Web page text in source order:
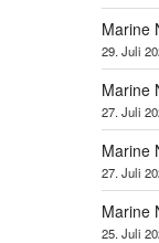
Marine
29. Juli
Marine
27. Juli
Marine
27. Juli
Marine
25. Juli